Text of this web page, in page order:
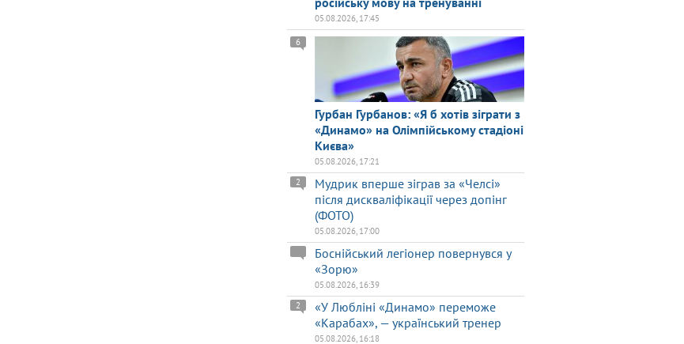
05.08.2026, 17:45
Гурбан Гурбанов: «Я б хотів зіграти з
«Динамо» на Олімпійському стадіоні
Києва»
6
05.08.2026, 17:21
Мудрик вперше зіграв за «Челсі»
після дискваліфікації через допінг
(ФОТО)
2
05.08.2026, 17:00
Боснійський легіонер повернувся у
«Зорю»
05.08.2026, 16:39
«У Любліні «Динамо» переможе
«Карабах», — український тренер
2
05.08.2026, 16:18